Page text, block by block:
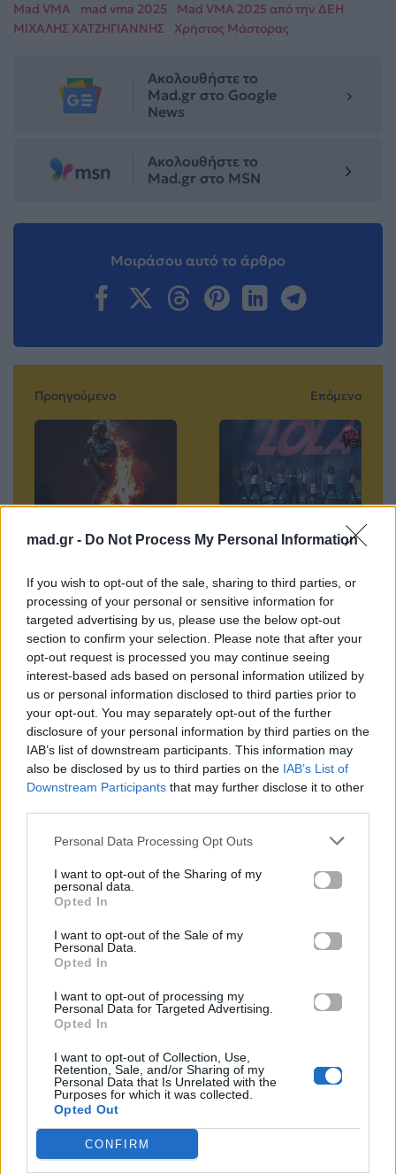
mad.gr - Do Not Process My Personal Information
If you wish to opt-out of the sale, sharing to third parties, or
processing of your personal or sensitive information for
targeted advertising by us, please use the below opt-out
section to confirm your selection. Please note that after your
opt-out request is processed you may continue seeing
interest-based ads based on personal information utilized by
us or personal information disclosed to third parties prior to
your opt-out. You may separately opt-out of the further
disclosure of your personal information by third parties on the
IAB’s list of downstream participants. This information may
also be disclosed by us to third parties on the IAB’s List of
Downstream Participants that may further disclose it to other
Personal Data Processing Opt Outs
I want to opt-out of the Sharing of my
personal data.
Opted In
I want to opt-out of the Sale of my
Personal Data.
Opted In
I want to opt-out of processing my
Personal Data for Targeted Advertising.
Opted In
I want to opt-out of Collection, Use,
Retention, Sale, and/or Sharing of my
Personal Data that Is Unrelated with the
Purposes for which it was collected.
Opted Out
CONFIRM
Mad VMA mad vma 2025
Mad VMA 2025 από την ΔΕΗ
ΜΙΧΑΛΗΣ ΧΑΤΖΗΓΙΑΝΝΗΣ
Χρήστος Μάστορας
Ακολουθήστε το
Mad.gr στο Google
News
Ακολουθήστε το
Mad.gr στο MSN
Μοιράσου αυτό το άρθρο
Προηγούμενο
Mad VMA 2025 από
την ΔΕΗ: Ο Saske
πήρε κυριολεκτικά
φωτιά on-stage
29.06.2025
Επόμενο
Mad VMA 2025 από
την ΔΕΗ: Marina
Satti και ο Tso στη
σκηνή με ένα
μοναδικό act
30.06.2025
Βιογραφικά
Ελλήνων
Καλλιτεχνών
με πληροφορίες για
και σημαντικές στιγμές
μουσική σκηνή
Δες επίσης
Μουσικά Νέα